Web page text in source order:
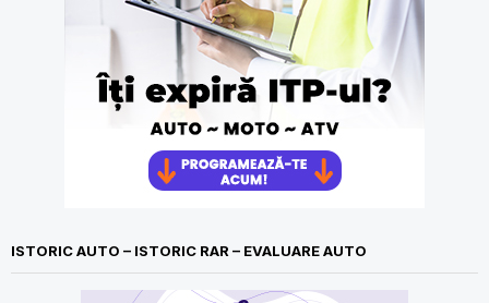
ISTORIC AUTO – ISTORIC RAR – EVALUARE AUTO